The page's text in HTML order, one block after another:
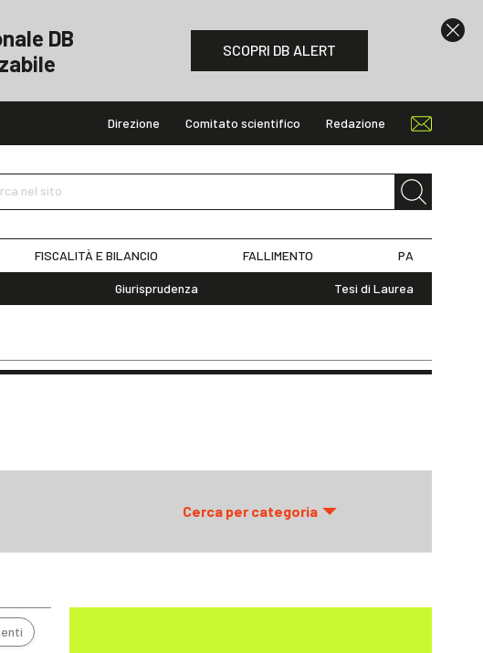
DB
SCOPRI DB ALERT
Direzione Comitato scientifico Redazione
nel sito
FISCALITÀ E BILANCIO FALLIMENTO PA
Giurisprudenza Tesi di Laurea
Cerca per categoria